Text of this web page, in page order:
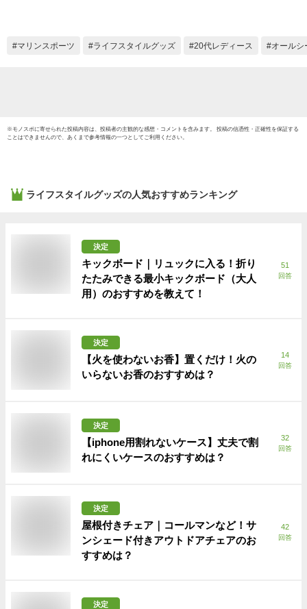
マリンスポーツ ライフスタイルグッズ 20代レディース オールシ
※モノスポに寄せられた投稿内容は、投稿者の主観的な感想・コメントを含みます。 投稿の信憑性・正確性を保証する
ことはできませんので、あくまで参考情報の一つとしてご利用ください。
ライフスタイルグッズの人気おすすめランキング
決定
キックボード｜リュックに入る！折り
たたみできる最小キックボード（大人
用）のおすすめを教えて！
51
回答
決定
【火を使わないお香】置くだけ！火の
いらないお香のおすすめは？
14
回答
決定
【iphone用割れないケース】丈夫で割
れにくいケースのおすすめは？
32
回答
決定
屋根付きチェア｜コールマンなど！サ
ンシェード付きアウトドアチェアのお
すすめは？
42
回答
決定